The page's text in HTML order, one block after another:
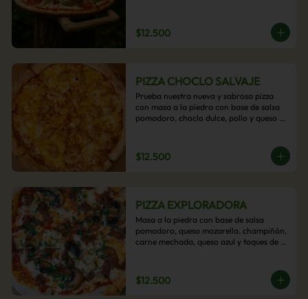
$12.500
PIZZA CHOCLO SALVAJE
Prueba nuestra nueva y sabrosa pizza
con masa a la piedra con base de salsa
pomodoro, choclo dulce, pollo y queso
$12.500
PIZZA EXPLORADORA
Masa a la piedra con base de salsa
pomodoro, queso mozarella. champiñón,
carne mechada, queso azul y toques de
$12.500